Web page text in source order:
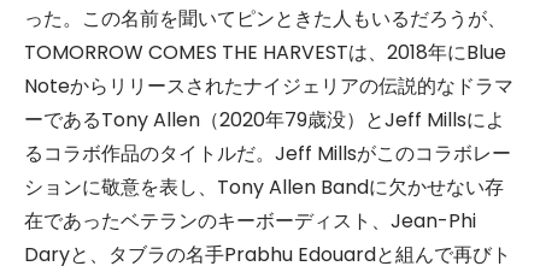
った。この名前を聞いてピンときた人もいるだろうが、
TOMORROW COMES THE HARVESTは、2018年にBlue
Noteからリリースされたナイジェリアの伝説的なドラマ
ーであるTony Allen（2020年79歳没）とJeff Millsによ
るコラボ作品のタイトルだ。Jeff Millsがこのコラボレー
ションに敬意を表し、Tony Allen Bandに欠かせない存
在であったベテランのキーボーディスト、Jean-Phi
Daryと、タブラの名手Prabhu Edouardと組んで再びト